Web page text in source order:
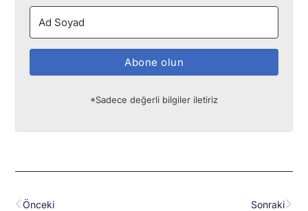
Abone olun
*Sadece değerli bilgiler iletiriz
Önceki Sonraki